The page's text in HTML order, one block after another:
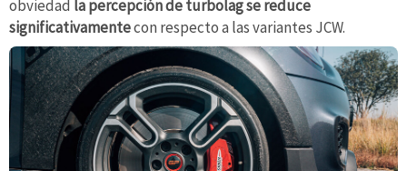
obviedad la percepción de turbolag se reduce
significativamentecon respecto a las variantes JCW.